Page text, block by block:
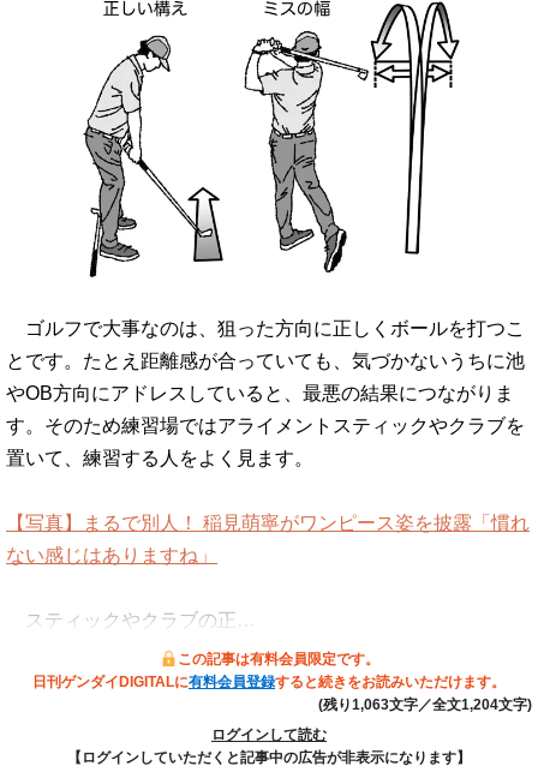
ゴルフで大事なのは、狙った方向に正しくボールを打つこ
とです。たとえ距離感が合っていても、気づかないうちに池
やOB方向にアドレスしていると、最悪の結果につながりま
す。そのため練習場ではアライメントスティックやクラブを
置いて、練習する人をよく見ます。
【写真】まるで別人！ 稲見萌寧がワンピース姿を披露「慣れ
ない感じはありますね」
スティックやクラブの正…
この記事は有料会員限定です。
日刊ゲンダイDIGITALに有料会員登録すると続きをお読みいただけます。
(残り1,063文字／全文1,204文字)
ログインして読む
【ログインしていただくと記事中の広告が非表示になります】